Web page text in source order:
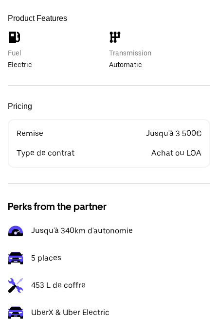
Product Features
Fuel
Electric
Transmission
Automatic
Pricing
Remise Jusqu'à 3 500€
Type de contrat Achat ou LOA
Perks from the partner
Jusqu'à 340km d'autonomie
5 places
453 L de coffre
UberX & Uber Electric